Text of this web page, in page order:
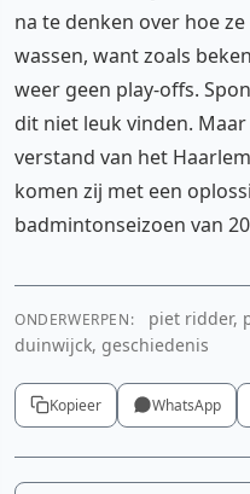
na te denken over hoe
wassen, want zoals
weer geen play-offs.
dit niet leuk vinden.
verstand van het
komen zij met een
badmintonseizoen van
ONDERWERPEN:
piet ridder,
duinwijck, geschiedenis
Kopieer WhatsApp